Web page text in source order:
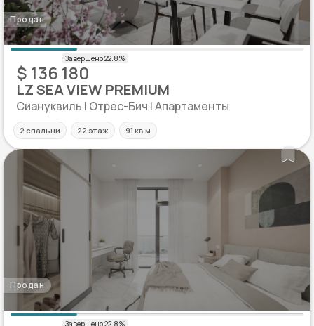
Продан
$ 136 180
LZ SEA VIEW PREMIUM
Сиануквиль | Отрес-Бич | Апартаменты
2 спальни 22 этаж 91 кв.м
Продан